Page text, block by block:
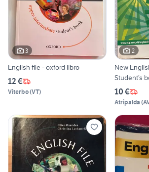
3
English file - oxford libro
12 €
Viterbo(VT)
2
New
Student’s
10 €
Atripalda (